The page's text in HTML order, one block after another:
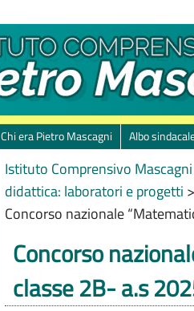
Chi era Pietro Mascagni Albo
Istituto Comprensivo
didattica: laboratori e progetti
Concorso nazionale
Concorso
classe 2B- a.s